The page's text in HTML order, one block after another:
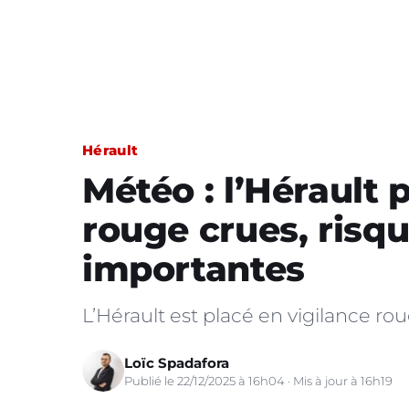
Hérault
Météo : l’Hérault
rouge crues,
importantes
L’Hérault est placé en vigilance
Loïc Spadafora
Publié le 22/12/2025 à 16h04 · Mis à jour à 16h19